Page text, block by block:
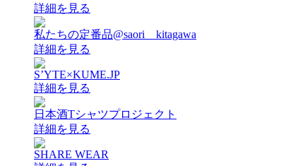
詳細を見る
私たちの定番品@saori__kitagawa
詳細を見る
S’YTE×KUME.JP
詳細を見る
日本酒Tシャツプロジェクト
詳細を見る
SHARE WEAR